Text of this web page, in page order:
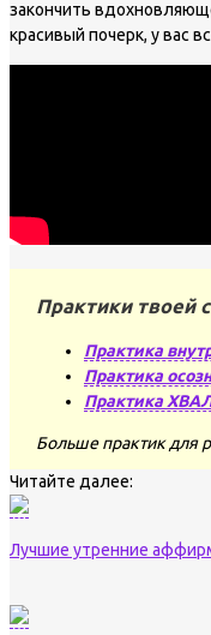
закончить
красивый почерк, у вас
Практики твоей
Практика
Практика
Практика
Больше практик для
Читайте далее:
Лучшие утренние